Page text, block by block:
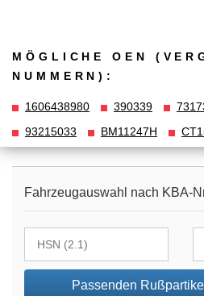
MÖGLICHE OEN
NUMMERN):
1606438980 390339
93215033
BM11247H
Fahrzeugauswahl nach KBA-
Passenden